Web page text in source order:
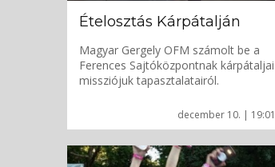
december 10. | 19:01
Ételosztás Kárpátalján
Magyar Gergely OFM számolt be a
Ferences Sajtóközpontnak kárpátaljai
missziójuk tapasztalatairól.